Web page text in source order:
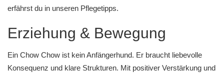
erfährst du in unseren Pflegetipps.
Erziehung & Bewegung
Ein Chow Chow ist kein Anfängerhund. Er braucht liebevolle
Konsequenz und klare Strukturen. Mit positiver Verstärkung und